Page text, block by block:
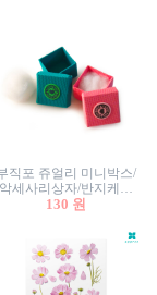
직포 쥬얼리 미니박스/
악세사리상자/반지케이
스/반지상자/귀걸이상자/
130 원